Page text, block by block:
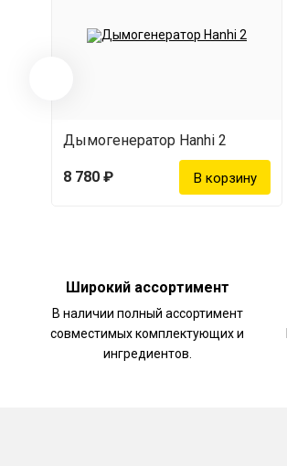
Дымогенератор Hanhi 2
8 780 ₽
Широкий ассортимент
В наличии полный ассортимент
совместимых комплектующих и
ингредиентов.